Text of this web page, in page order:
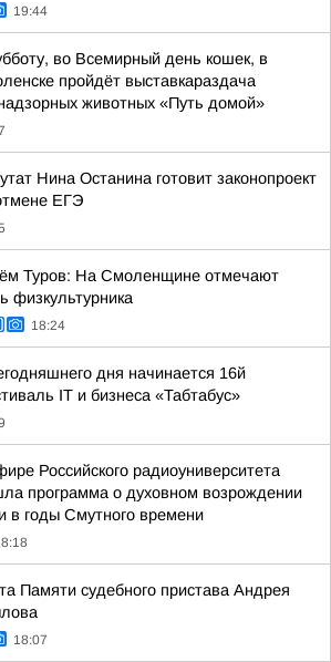
19:44
во Всемирный день кошек, в
пройдёт выставкараздача
животных «Путь домой»
Нина Останина готовит законопроект
ЕГЭ
Туров: На Смоленщине отмечают
физкультурника
18:24
дня начинается 16й
IT и бизнеса «Табтабус»
Российского радиоуниверситета
программа о духовном возрождении
в годы Смутного времени
Памяти судебного пристава Андрея
18:07